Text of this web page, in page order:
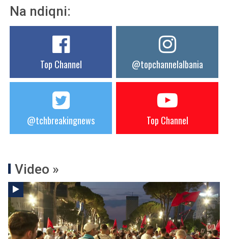
Na ndiqni:
Top Channel @topchannelalbania
@tchbreakingnews Top Channel
Video »